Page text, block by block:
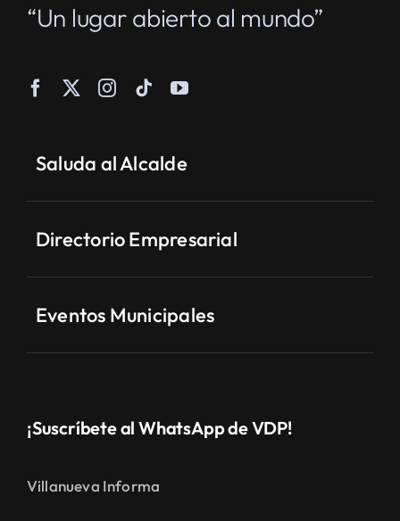
“Un lugar abierto al mundo”
Saluda al Alcalde
Directorio Empresarial
Eventos Municipales
¡Suscríbete al WhatsApp de VDP!
Villanueva Informa